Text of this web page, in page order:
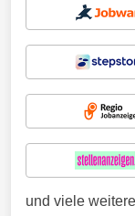
und viele